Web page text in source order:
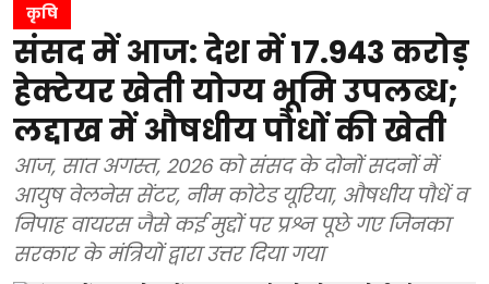
कृषि
संसद में आज: देश में 17.943 करोड़
हेक्टेयर खेती योग्य भूमि उपलब्ध;
लद्दाख में औषधीय पौधों की खेती
आज, सात अगस्त, 2026 को संसद के दोनों सदनों में
आयुष वेलनेस सेंटर, नीम कोटेड यूरिया, औषधीय पौधें व
निपाह वायरस जैसे कई मुद्दों पर प्रश्न पूछे गए जिनका
सरकार के मंत्रियों द्वारा उत्तर दिया गया